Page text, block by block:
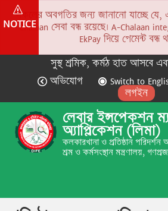
NOTICE
সকলের অবগতির জন্য জানানো যাচ্ছে যে,
Chalaan সেবা বন্ধ রয়েছে। A-Chalaan
EkPay দিয়ে পেমেন্ট বন্ধ
সুস্থ শ্রমিক, কর্মঠ হাত আসবে
অভিযোগ
Switch to
লগইন
লেবার ইন্সপেকশন
অ্যাপ্লিকেশন (লিমা)
কলকারখানা ও প্রতিষ্ঠান পরিদর্শন
শ্রম ও কর্মসংস্থান মন্ত্রণালয়,